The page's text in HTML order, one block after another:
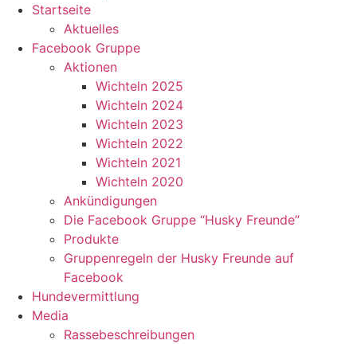
Startseite
Aktuelles
Facebook Gruppe
Aktionen
Wichteln 2025
Wichteln 2024
Wichteln 2023
Wichteln 2022
Wichteln 2021
Wichteln 2020
Ankündigungen
Die Facebook Gruppe “Husky Freunde”
Produkte
Gruppenregeln der Husky Freunde auf
Facebook
Hundevermittlung
Media
Rassebeschreibungen